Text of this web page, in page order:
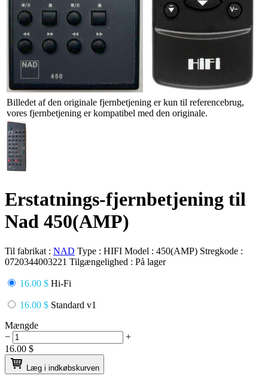
Billedet af den originale fjernbetjening er kun til referencebrug,
vores fjernbetjening er kompatibel med den originale.
Erstatnings-fjernbetjening til
Nad 450(AMP)
Til fabrikat : NAD Type : HIFI Model : 450(AMP) Stregkode :
0720344003221 Tilgængelighed : På lager
16.00 $ Hi-Fi
16.00 $ Standard v1
Mængde
−
+
16.00 $
Læg i indkøbskurven